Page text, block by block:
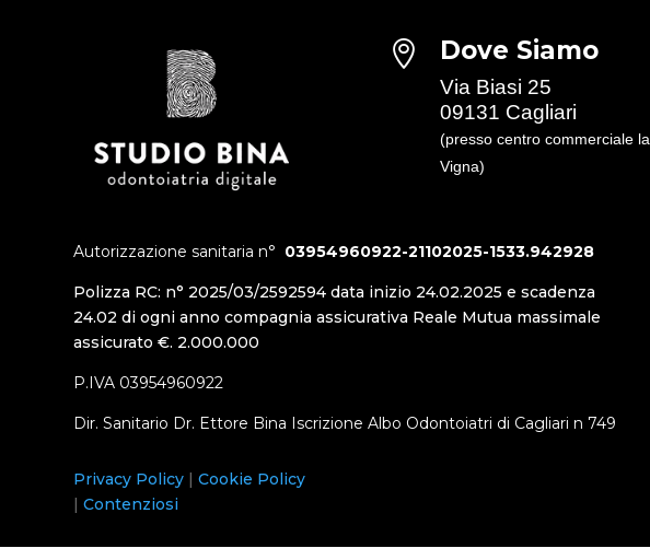
Autorizzazione sanitaria n° 03954960922-21102025-1533.942928
Polizza RC: n° 2025/03/2592594 data inizio 24.02.2025 e scadenza
24.02 di ogni anno compagnia assicurativa Reale Mutua massimale
assicurato €. 2.000.000
P.IVA 03954960922
Dir. Sanitario Dr. Ettore Bina Iscrizione Albo Odontoiatri di Cagliari n 749
Privacy Policy |Cookie Policy
| Contenziosi
 Dove Siamo
Via Biasi 25
09131 Cagliari
(presso centro commerciale la
Vigna)